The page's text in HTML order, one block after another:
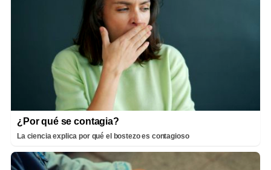
¿Por qué se contagia?
La ciencia explica por qué el bostezo es contagioso